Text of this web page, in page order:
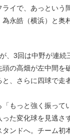
ライで、あっという
為永皓（横浜）と奥
、3回は中野が連続
頭の高畑が左中間を
、さらに四球で走
もっと強く振って
た変化球を見逃さ
ンドへ。チーム初